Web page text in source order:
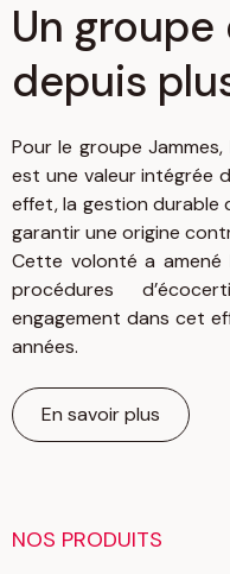
Un groupe
depuis
Pour le groupe
est une valeur intégrée
effet, la gestion durable
garantir une origine
Cette volonté a amené
procédures
engagement dans cet
années.
En savoir plus
NOS PRODUITS